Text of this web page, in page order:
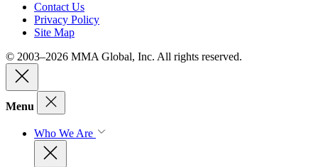
Contact Us
Privacy Policy
Site Map
© 2003–2026 MMA Global, Inc. All rights reserved.
Menu
Who We Are